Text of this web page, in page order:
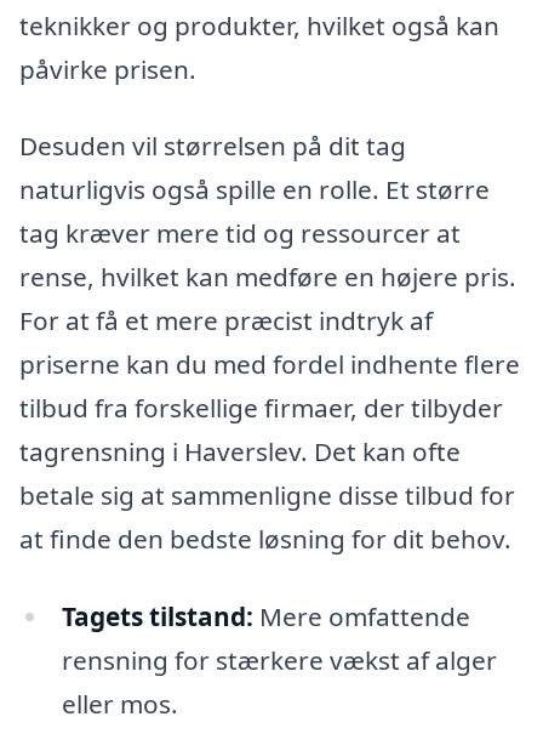
teknikker og produkter, hvilket også kan
påvirke prisen.
Desuden vil størrelsen på dit tag
naturligvis også spille en rolle. Et større
tag kræver mere tid og ressourcer at
rense, hvilket kan medføre en højere pris.
For at få et mere præcist indtryk af
priserne kan du med fordel indhente flere
tilbud fra forskellige firmaer, der tilbyder
tagrensning i Haverslev. Det kan ofte
betale sig at sammenligne disse tilbud for
at finde den bedste løsning for dit behov.
Tagets tilstand: Mere omfattende
rensning for stærkere vækst af alger
eller mos.